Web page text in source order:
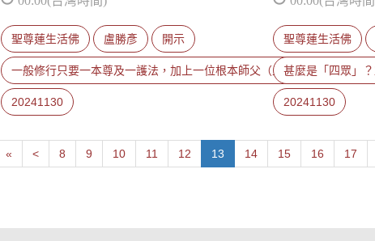
聖尊蓮生活佛 盧勝彥 開示
一般修行只要一本尊及一護法，加上一位根本師父（上師）
20241130
聖尊蓮生活佛
甚麼是「四眾」
20241130
« First<Next8 9 10 11 12 13 14 15 16 17